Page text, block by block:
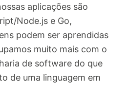
aplicações são
Node.js e Go,
podem ser aprendidas
muito mais com o
de software do que
de uma linguagem em